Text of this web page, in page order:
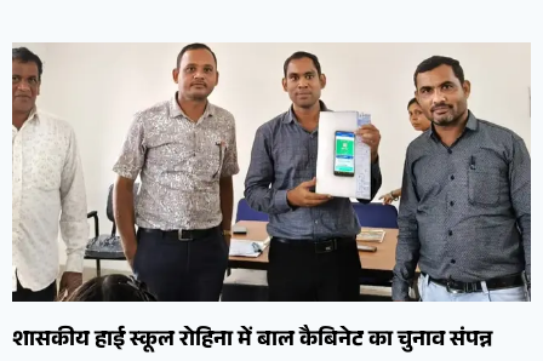
शासकीय हाई स्कूल रोहिना में बाल कैबिनेट का चुनाव संपन्न